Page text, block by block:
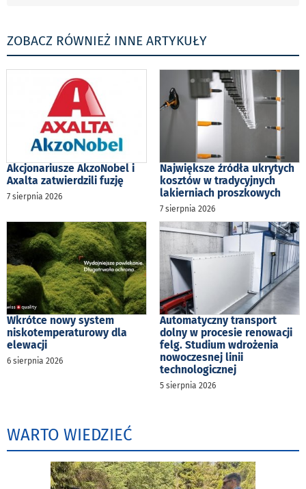
ZOBACZ RÓWNIEŻ INNE ARTYKUŁY
Akcjonariusze AkzoNobel i
Axalta zatwierdzili fuzję
7 sierpnia 2026
Największe źródła ukrytych
kosztów w tradycyjnych
lakierniach proszkowych
7 sierpnia 2026
Wkrótce nowy system
niskotemperaturowy dla
elewacji
6 sierpnia 2026
Automatyczny transport
dolny w procesie renowacji
felg. Studium wdrożenia
nowoczesnej linii
technologicznej
5 sierpnia 2026
WARTO WIEDZIEĆ